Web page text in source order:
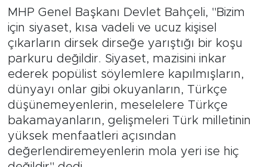
MHP Genel Başkanı Devlet Bahçeli, "Bizim
için siyaset, kısa vadeli ve ucuz kişisel
çıkarların dirsek dirseğe yarıştığı bir koşu
parkuru değildir. Siyaset, mazisini inkar
ederek popülist söylemlere kapılmışların,
dünyayı onlar gibi okuyanların, Türkçe
düşünemeyenlerin, meselelere Türkçe
bakamayanların, gelişmeleri Türk milletinin
yüksek menfaatleri açısından
değerlendiremeyenlerin mola yeri ise hiç
Magazin
Özel Haber
Politika
Resmi İlanlar
Sağlık